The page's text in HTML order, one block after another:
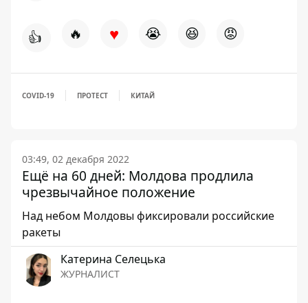
👍 🔥 ♥ 😭 😆 😡
COVID-19 ПРОТЕСТ КИТАЙ
03:49, 02 декабря 2022
Ещё на 60 дней: Молдова продлила
чрезвычайное положение
Над небом Молдовы фиксировали российские
ракеты
Катерина Селецька
ЖУРНАЛИСТ